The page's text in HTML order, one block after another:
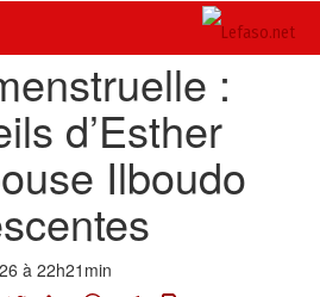
:
d’Esther
Ilboudo
à 22h21min